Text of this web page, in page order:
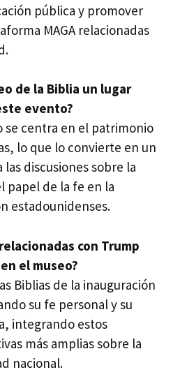
pública y promover
MAGA relacionadas
de la Biblia un lugar
evento?
se centra en el patrimonio
lo que lo convierte en un
discusiones sobre la
papel de la fe en la
estadounidenses.
con Trump
el museo?
Biblias de la inauguración
su fe personal y su
integrando estos
más amplias sobre la
nacional.